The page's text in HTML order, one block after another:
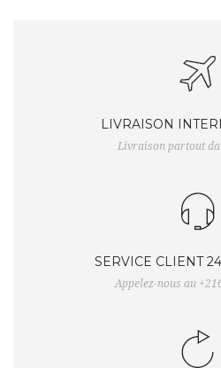
LIVRAISON
Livraison partout
SERVICE CLIENT
Appelez-nous au